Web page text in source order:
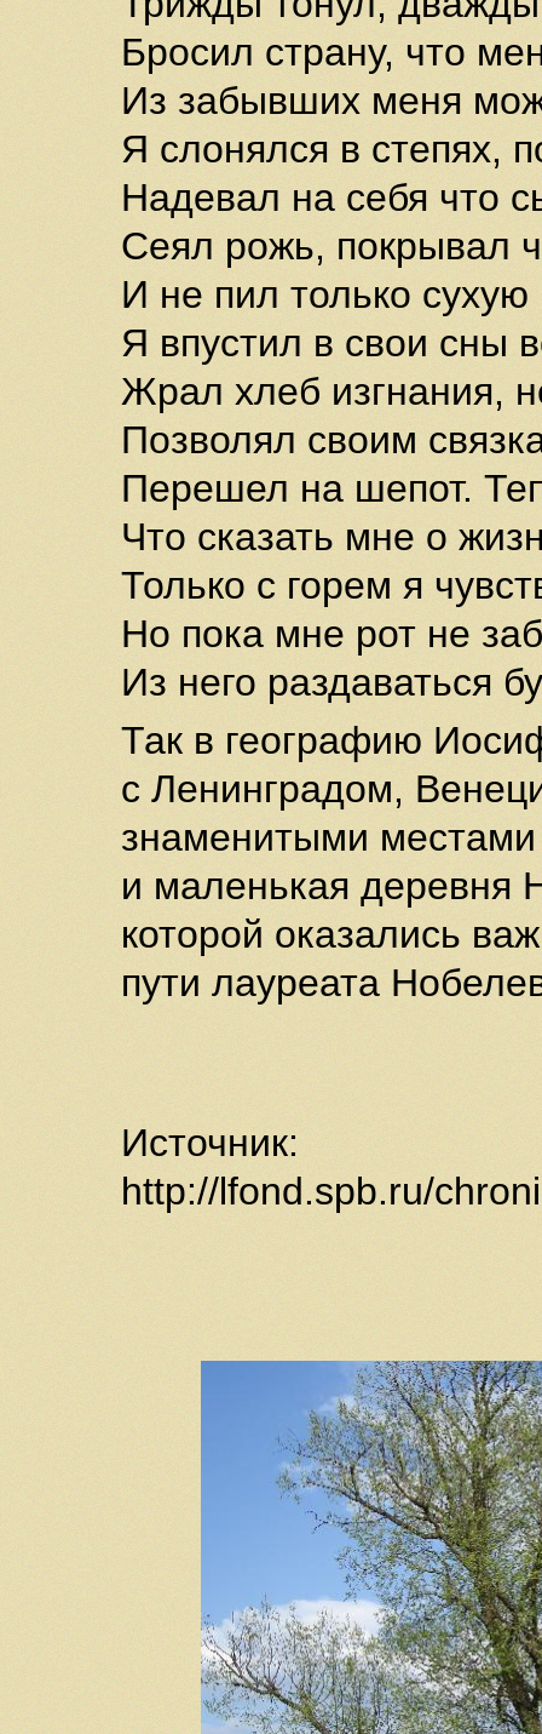
Бросил страну, что
Из забывших меня
Я слонялся в степях,
Надевал на себя что
Сеял рожь, покрывал
И не пил только сухую
Я впустил в свои сны
Жрал хлеб изгнания,
Позволял своим
Перешел на шепот.
Что сказать мне о
Только с горем я
Но пока мне рот не
Из него раздаваться
Так в географию
с Ленинградом,
знаменитыми
и маленькая деревня
которой оказались
пути лауреата
Источник:
http://lfond.spb.ru/